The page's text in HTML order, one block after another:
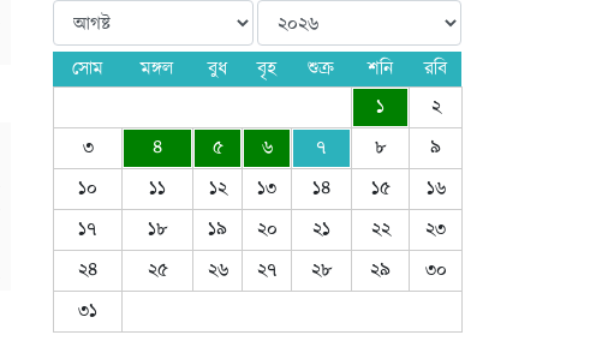
সোম মঙ্গল বুধ বৃহ শুক্র শনি
রবি
১
২
৩
৪ ৫ ৬ ৭ ৮
৯
১০
১১ ১২ ১৩ ১৪ ১৫
১৬
১৭
১৮ ১৯ ২০ ২১ ২২
২৩
২৪
২৫ ২৬ ২৭ ২৮ ২৯
৩০
৩১